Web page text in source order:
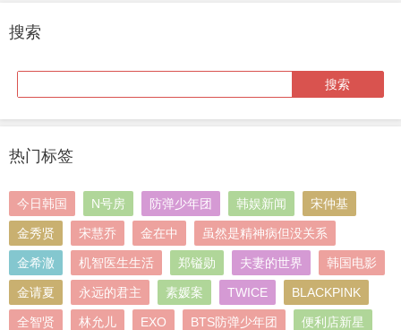
搜索
热门标签
今日韩国 N号房 防弹少年团 韩娱新闻 宋仲基
金秀贤 宋慧乔 金在中 虽然是精神病但没关系
金希澈 机智医生生活 郑镒勋 夫妻的世界 韩国电影
金请夏 永远的君主 素媛案 TWICE BLACKPINK
全智贤 林允儿 EXO BTS防弹少年团 便利店新星